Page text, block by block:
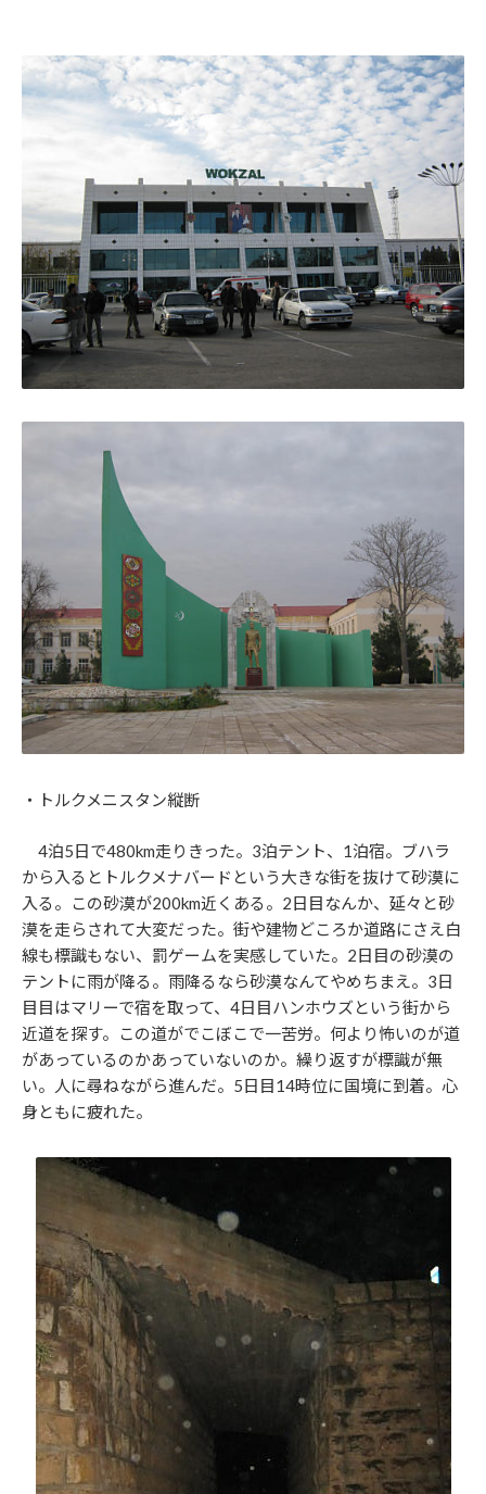
・トルクメニスタン縦断
4泊5日で480km走りきった。3泊テント、1泊宿。ブハラ
から入るとトルクメナバードという大きな街を抜けて砂漠に
入る。この砂漠が200km近くある。2日目なんか、延々と砂
漠を走らされて大変だった。街や建物どころか道路にさえ白
線も標識もない、罰ゲームを実感していた。2日目の砂漠の
テントに雨が降る。雨降るなら砂漠なんてやめちまえ。3日
目目はマリーで宿を取って、4日目ハンホウズという街から
近道を探す。この道がでこぼこで一苦労。何より怖いのが道
があっているのかあっていないのか。繰り返すが標識が無
い。人に尋ねながら進んだ。5日目14時位に国境に到着。心
身ともに疲れた。